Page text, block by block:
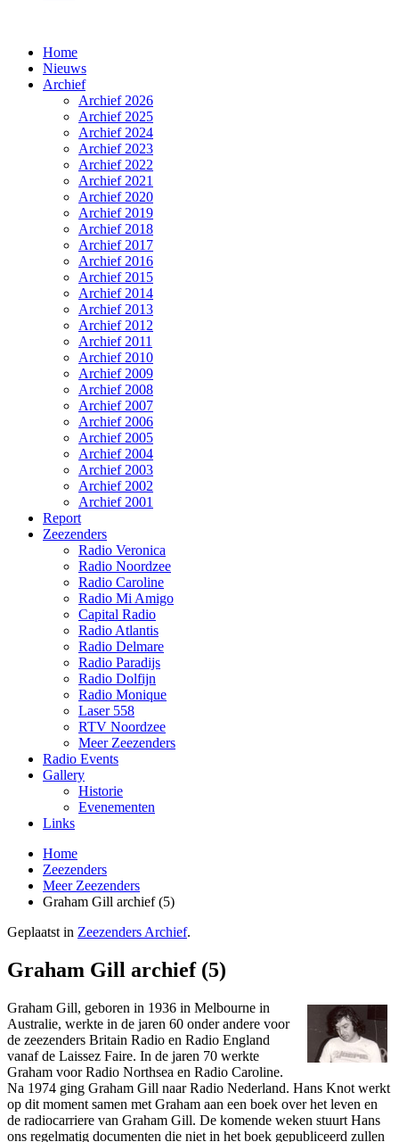
Home
Nieuws
Archief
Archief 2026
Archief 2025
Archief 2024
Archief 2023
Archief 2022
Archief 2021
Archief 2020
Archief 2019
Archief 2018
Archief 2017
Archief 2016
Archief 2015
Archief 2014
Archief 2013
Archief 2012
Archief 2011
Archief 2010
Archief 2009
Archief 2008
Archief 2007
Archief 2006
Archief 2005
Archief 2004
Archief 2003
Archief 2002
Archief 2001
Report
Zeezenders
Radio Veronica
Radio Noordzee
Radio Caroline
Radio Mi Amigo
Capital Radio
Radio Atlantis
Radio Delmare
Radio Paradijs
Radio Dolfijn
Radio Monique
Laser 558
RTV Noordzee
Meer Zeezenders
Radio Events
Gallery
Historie
Evenementen
Links
Home
Zeezenders
Meer Zeezenders
Graham Gill archief (5)
Geplaatst in Zeezenders Archief.
Graham Gill archief (5)
Graham Gill, geboren in 1936 in Melbourne in
Australie, werkte in de jaren 60 onder andere voor
de zeezenders Britain Radio en Radio England
vanaf de Laissez Faire. In de jaren 70 werkte
Graham voor Radio Northsea en Radio Caroline.
Na 1974 ging Graham Gill naar Radio Nederland. Hans Knot werkt
op dit moment samen met Graham aan een boek over het leven en
de radiocarriere van Graham Gill. De komende weken stuurt Hans
ons regelmatig documenten die niet in het boek gepubliceerd zullen